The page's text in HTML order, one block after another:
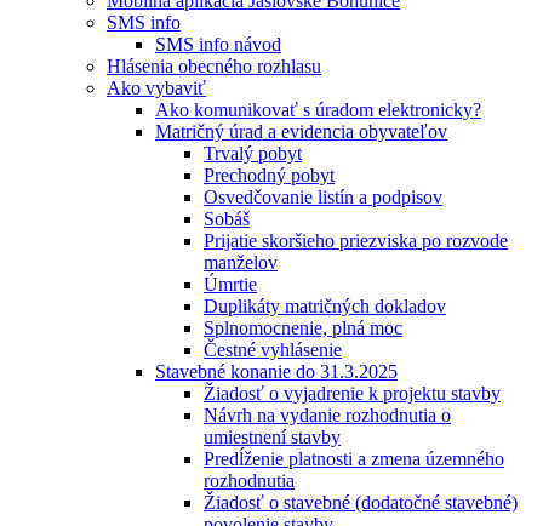
SMS info
SMS info návod
Hlásenia obecného rozhlasu
Ako vybaviť
Ako komunikovať s úradom elektronicky?
Matričný úrad a evidencia obyvateľov
Trvalý pobyt
Prechodný pobyt
Osvedčovanie listín a podpisov
Sobáš
Prijatie skoršieho priezviska po rozvode
manželov
Úmrtie
Duplikáty matričných dokladov
Splnomocnenie, plná moc
Čestné vyhlásenie
Stavebné konanie do 31.3.2025
Žiadosť o vyjadrenie k projektu stavby
Návrh na vydanie rozhodnutia o
umiestnení stavby
Predĺženie platnosti a zmena územného
rozhodnutia
Žiadosť o stavebné (dodatočné stavebné)